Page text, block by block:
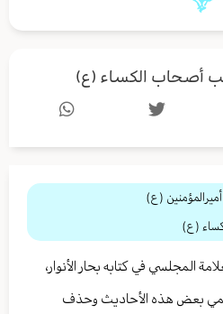
أصحاب الكساء (ع)
(ع)
(ع)
المجلسي في كتابه بحار الأنوار،
بعض هذه الأحاديث وحذف